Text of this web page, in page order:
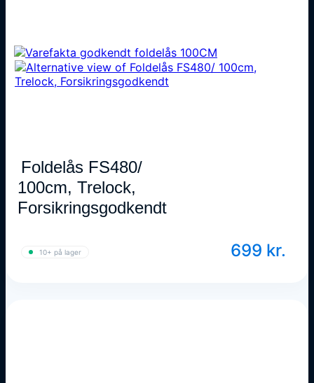
Foldelås FS480/
100cm, Trelock,
Forsikringsgodkendt
699 kr.
10+ på lager